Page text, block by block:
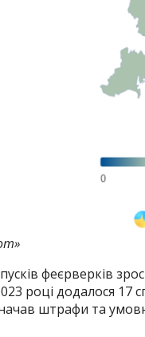
феєрверків
році додалося
штрафи та